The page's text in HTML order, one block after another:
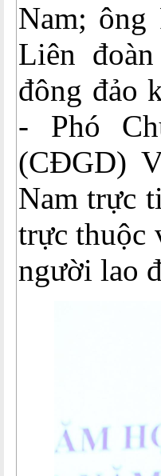
Nam;
Liên
đông đảo
- Phó
(CĐGD)
Nam trực
trực thuộc
người lao